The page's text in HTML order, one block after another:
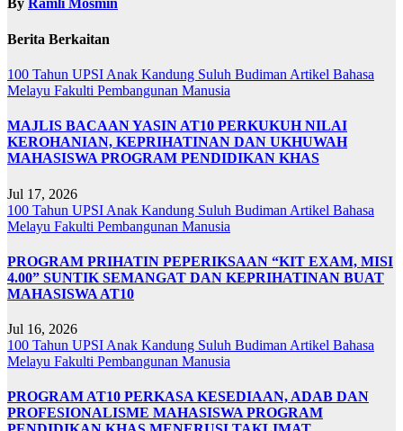
By Ramli Mosmin
Berita Berkaitan
100 Tahun UPSI Anak Kandung Suluh Budiman Artikel Bahasa
Melayu Fakulti Pembangunan Manusia
MAJLIS BACAAN YASIN AT10 PERKUKUH NILAI
KEROHANIAN, KEPRIHATINAN DAN UKHUWAH
MAHASISWA PROGRAM PENDIDIKAN KHAS
Jul 17, 2026
100 Tahun UPSI Anak Kandung Suluh Budiman Artikel Bahasa
Melayu Fakulti Pembangunan Manusia
PROGRAM PRIHATIN PEPERIKSAAN “KIT EXAM, MISI
4.00” SUNTIK SEMANGAT DAN KEPRIHATINAN BUAT
MAHASISWA AT10
Jul 16, 2026
100 Tahun UPSI Anak Kandung Suluh Budiman Artikel Bahasa
Melayu Fakulti Pembangunan Manusia
PROGRAM AT10 PERKASA KESEDIAAN, ADAB DAN
PROFESIONALISME MAHASISWA PROGRAM